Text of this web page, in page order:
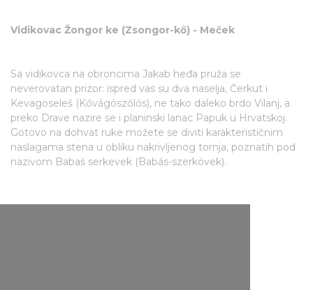
Vidikovac Žongor ke (Zsongor-kő) - Meček
Sa vidikovca na obroncima Jakab heđa pruža se
neverovatan prizor: ispred vas su dva naselja, Čerkut i
Kevagoseleš (Kővágószőlős), ne tako daleko brdo Vilanj, a
preko Drave nazire se i planinski lanac Papuk u Hrvatskoj.
Gotovo na dohvat ruke možete se diviti karakterističnim
naslagama stena u obliku nakrivljenog tornja, poznatih pod
nazivom Babaš serkevek (Babás-szerkövek).